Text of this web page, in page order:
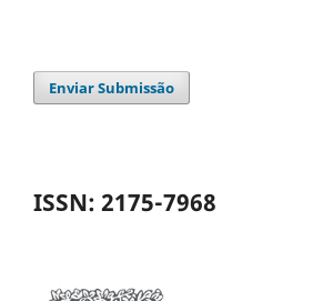
Enviar Submissão
ISSN: 2175-7968